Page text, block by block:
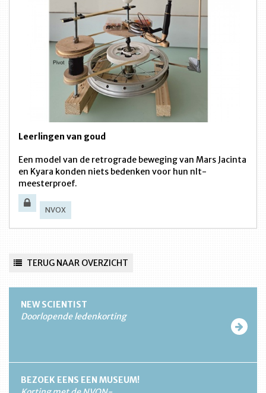
Leerlingen van goud
Een model van de retrograde beweging van Mars Jacinta
en Kyara konden niets bedenken voor hun nlt-
meesterproef.
NVOX
TERUG NAAR OVERZICHT
NEW SCIENTIST
Doorlopende ledenkorting
BEZOEK EENS EEN MUSEUM!